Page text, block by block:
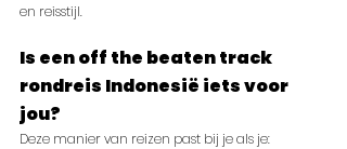
en reisstijl.
Is een off the beaten track
rondreis Indonesië iets voor
jou?
Deze manier van reizen past bij je als je: